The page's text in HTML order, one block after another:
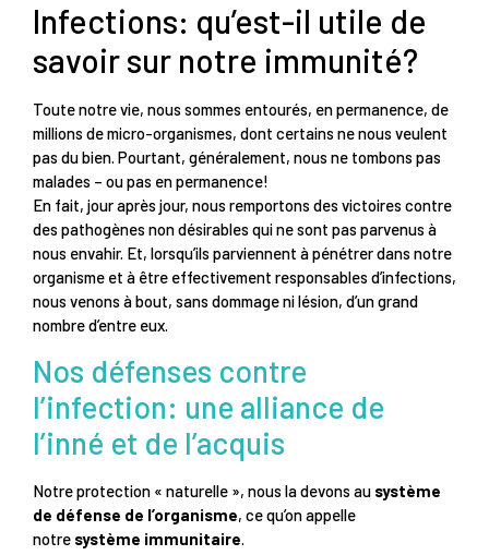
Infections: qu’est-il utile de
savoir sur notre immunité?
Toute notre vie, nous sommes entourés, en permanence, de
millions de micro-organismes, dont certains ne nous veulent
pas du bien. Pourtant, généralement, nous ne tombons pas
malades – ou pas en permanence!
En fait, jour après jour, nous remportons des victoires contre
des pathogènes non désirables qui ne sont pas parvenus à
nous envahir. Et, lorsqu’ils parviennent à pénétrer dans notre
organisme et à être effectivement responsables d’infections,
nous venons à bout, sans dommage ni lésion, d’un grand
nombre d’entre eux.
Nos défenses contre
l’infection: une alliance de
l’inné et de l’acquis
Notre protection « naturelle », nous la devons au système
de défense de l’organisme, ce qu’on appelle
notre système immunitaire.